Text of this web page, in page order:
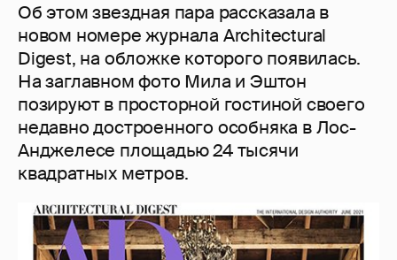
Об этом звездная пара рассказала в
новом номере журнала Architectural
Digest, на обложке которого появилась.
На заглавном фото Мила и Эштон
позируют в просторной гостиной своего
недавно достроенного особняка в Лос-
Анджелесе площадью 24 тысячи
квадратных метров.